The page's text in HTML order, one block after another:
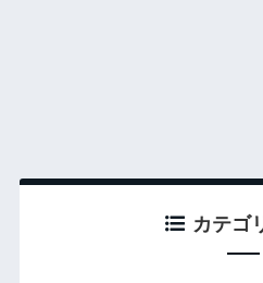
カテゴ